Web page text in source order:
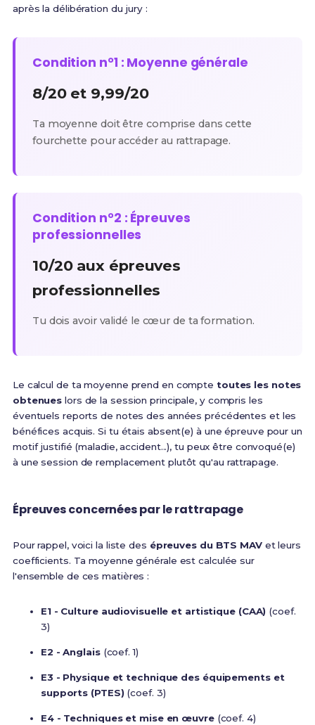
après la délibération du jury :
Condition n°1 : Moyenne générale
8/20 et 9,99/20
Ta moyenne doit être comprise dans cette
fourchette pour accéder au rattrapage.
Condition n°2 : Épreuves
professionnelles
10/20 aux épreuves
professionnelles
Tu dois avoir validé le cœur de ta formation.
Le calcul de ta moyenne prend en compte toutes les notes
obtenues lors de la session principale, y compris les
éventuels reports de notes des années précédentes et les
bénéfices acquis. Si tu étais absent(e) à une épreuve pour un
motif justifié (maladie, accident...), tu peux être convoqué(e)
à une session de remplacement plutôt qu'au rattrapage.
Épreuves concernées par le rattrapage
Pour rappel, voici la liste des épreuves du BTS MAVet leurs
coefficients. Ta moyenne générale est calculée sur
l'ensemble de ces matières :
E1 - Culture audiovisuelle et artistique (CAA) (coef.
3)
E2 - Anglais(coef. 1)
E3 - Physique et technique des équipements et
supports (PTES) (coef. 3)
E4 - Techniques et mise en œuvre(coef. 4)